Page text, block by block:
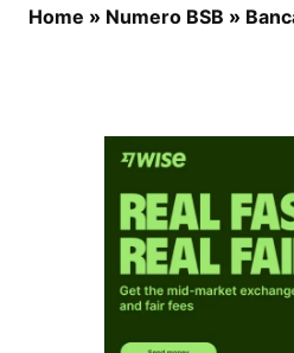
Home » Numero BSB »